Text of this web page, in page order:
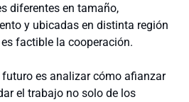
diferentes en tamaño,
y ubicadas en distinta región
factible la cooperación.
es analizar cómo afianzar
el trabajo no solo de los